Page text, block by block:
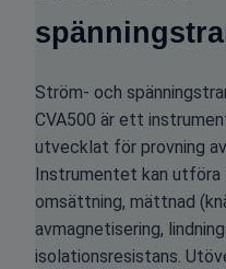
Ström- och
CVA500 är ett
utvecklat för provning
Instrumentet kan utföra
omsättning, mättnad
avmagnetisering,
isolationsresistans.